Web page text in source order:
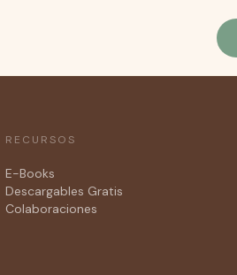
RECURSOS
E-Books
Descargables Gratis
Colaboraciones